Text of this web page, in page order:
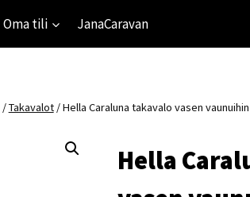
Oma tili JanaCaravan
/Takavalot /Hella Caraluna takavalo vasen vaunuihin
Hella